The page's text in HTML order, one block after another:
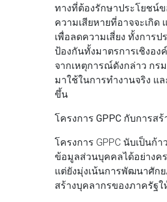
ทางที่ต้องรักษาประโยชน์ข
ความเสียหายที่อาจจะเกิด
เพื่อลดความเสี่ยง ทั้งการ
ป้องกันทั้งมาตรการเชิงอง
จากเหตุการณ์ดังกล่าว กร
มาใช้ในการทำงานจริง
ขึ้น
โครงการ GPPC กับการ
โครงการ GPPC นับเป็น
ข้อมูลส่วนบุคคลได้อย่างค
แต่ยังมุ่งเน้นการพัฒนาศัก
สร้างบุคลากรของภาครัฐ